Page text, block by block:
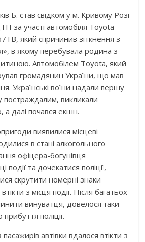
Б. став свідком у м. Кривому Розі
за участі автомобіля Toyota
який спричинив зіткнення з
в якому перебувала родина з
Автомобілем Toyota, який
громадянин України, що мав
Українські воїни надали першу
викликали
а далі почався екшн.
виявилися місцеві
в стані алкогольного
офіцера-богунівця
події та дочекатися поліції,
скрутити номерні знаки
з місця події. Після багатьох
винуватця, довелося таки
поліції.
автівки вдалося втікти з